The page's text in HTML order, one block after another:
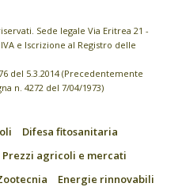
Sede legale Via Eritrea 21 -
e Iscrizione al Registro delle
del 5.3.2014 (Precedentemente
n. 4272 del 7/04/1973)
Difesa fitosanitaria
Prezzi agricoli e mercati
Energie rinnovabili